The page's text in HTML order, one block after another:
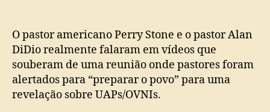
O pastor americano Perry Stone e o pastor Alan
DiDio realmente falaram em vídeos que
souberam de uma reunião onde pastores foram
alertados para “preparar o povo” para uma
revelação sobre UAPs/OVNIs.